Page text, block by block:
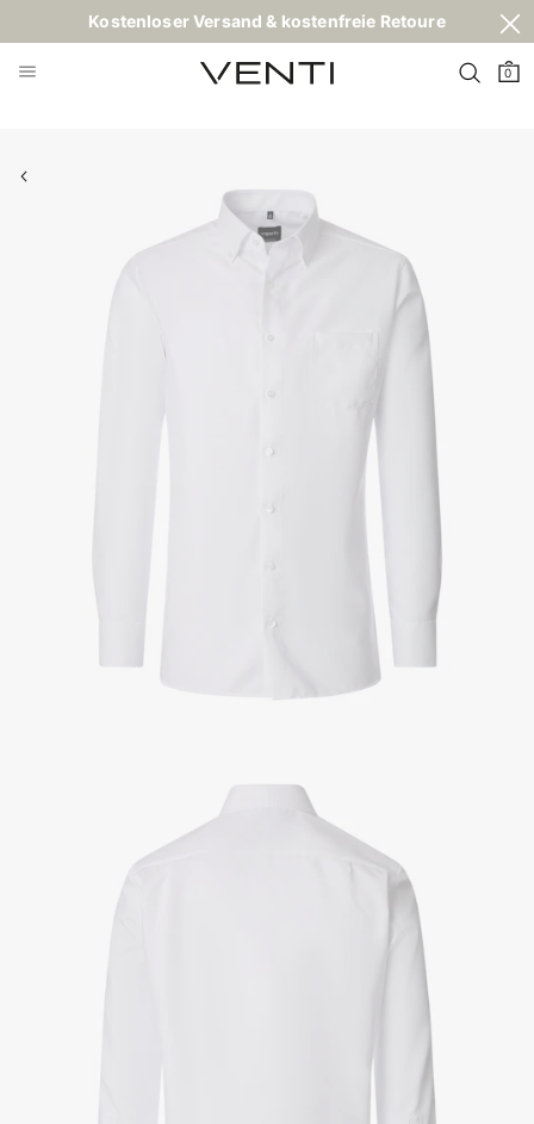
Kostenloser Versand & kostenfreie Retoure
0